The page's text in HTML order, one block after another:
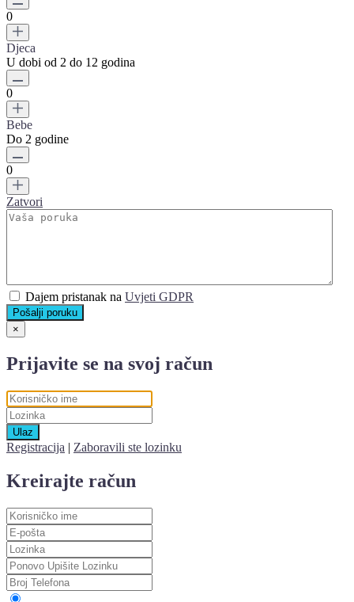
0
Djeca
U dobi od 2 do 12 godina
0
Bebe
Do 2 godine
0
Zatvori
Dajem pristanak na Uvjeti GDPR
Pošalji poruku
×
Prijavite se na svoj račun
Ulaz
Registracija | Zaboravili ste lozinku
Kreirajte račun